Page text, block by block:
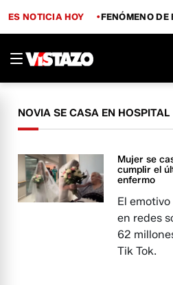
ES NOTICIA HOY FENÓMENO DE
NOVIA SE CASA EN HOSPITAL
Mujer se
cumplir el
enfermo
El
en redes
62
Tik Tok.